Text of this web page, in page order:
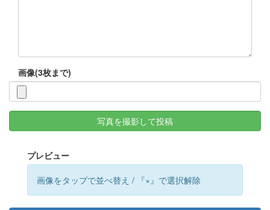
画像(3枚まで)
写真を撮影して投稿
プレビュー
画像をタップで並べ替え / 『×』で選択解除